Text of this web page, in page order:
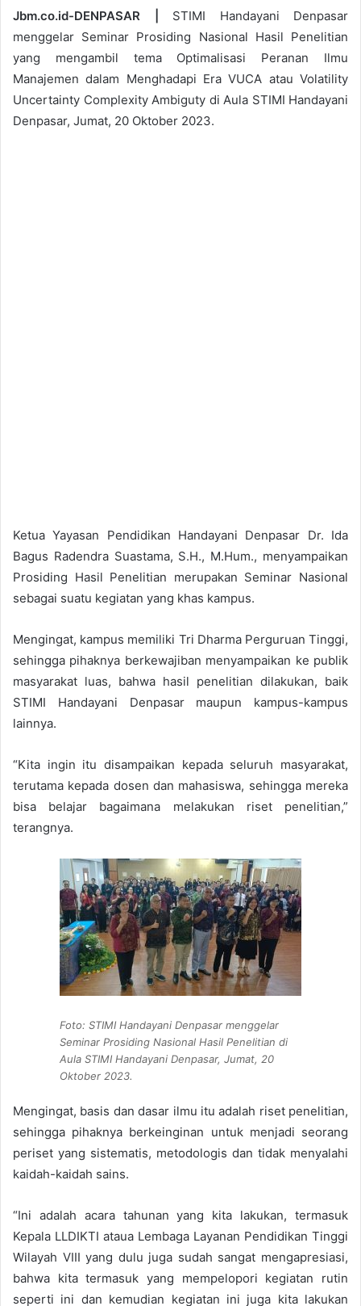
Jbm.co.id-DENPASAR |
STIMI Handayani Denpasar
menggelar Seminar Prosiding Nasional Hasil Penelitian
yang mengambil tema Optimalisasi Peranan Ilmu
Manajemen dalam Menghadapi Era VUCA atau Volatility
Uncertainty Complexity Ambiguty di Aula STIMI Handayani
Denpasar, Jumat, 20 Oktober 2023.
Ketua Yayasan Pendidikan Handayani Denpasar Dr. Ida
Bagus Radendra Suastama, S.H., M.Hum., menyampaikan
Prosiding Hasil Penelitian merupakan Seminar Nasional
sebagai suatu kegiatan yang khas kampus.
Mengingat, kampus memiliki Tri Dharma Perguruan Tinggi,
sehingga pihaknya berkewajiban menyampaikan ke publik
masyarakat luas, bahwa hasil penelitian dilakukan, baik
STIMI Handayani Denpasar maupun kampus-kampus
lainnya.
“Kita ingin itu disampaikan kepada seluruh masyarakat,
terutama kepada dosen dan mahasiswa, sehingga mereka
bisa belajar bagaimana melakukan riset penelitian,”
terangnya.
Foto: STIMI Handayani Denpasar menggelar
Seminar Prosiding Nasional Hasil Penelitian di
Aula STIMI Handayani Denpasar, Jumat, 20
Oktober 2023.
Mengingat, basis dan dasar ilmu itu adalah riset penelitian,
sehingga pihaknya berkeinginan untuk menjadi seorang
periset yang sistematis, metodologis dan tidak menyalahi
kaidah-kaidah sains.
“Ini adalah acara tahunan yang kita lakukan, termasuk
Kepala LLDIKTI ataua Lembaga Layanan Pendidikan Tinggi
Wilayah VIII yang dulu juga sudah sangat mengapresiasi,
bahwa kita termasuk yang mempelopori kegiatan rutin
seperti ini dan kemudian kegiatan ini juga kita lakukan